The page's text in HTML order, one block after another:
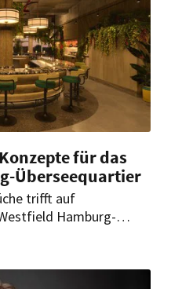
für das
Überseequartier
trifft auf
Hamburg-